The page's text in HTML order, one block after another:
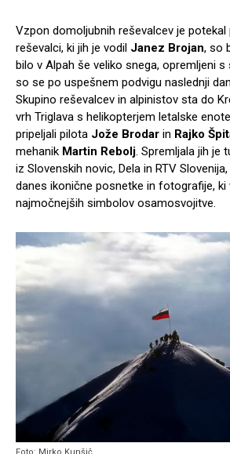
Vzpon domoljubnih reševalcev je potekal
reševalci, ki jih je vodil Janez Brojan, so
bilo v Alpah še veliko snega, opremljeni
so se po uspešnem podvigu naslednji
Skupino reševalcev in alpinistov sta do
vrh Triglava s helikopterjem letalske
pripeljali pilota Jože Brodar in Rajko
mehanik Martin Rebolj. Spremljala jih je
iz Slovenskih novic, Dela in RTV
danes ikonične posnetke in fotografije, ki
najmočnejših simbolov osamosvojitve.